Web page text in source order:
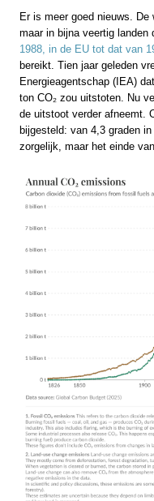
Er is meer goed nieuws.
maar in bijna veertig landen
1988, in de EU tot dat van
bereikt. Tien jaar geleden
Energieagentschap (IEA)
ton CO₂ zou uitstoten. Nu
de uitstoot verder afneemt.
bijgesteld: van 4,3 graden
zorgelijk, maar het einde